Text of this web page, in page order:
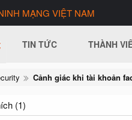
MẠNG VIỆT NAM
TIN TỨC THÀNH
(1)